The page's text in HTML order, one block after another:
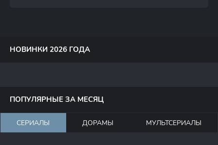
НОВИНКИ 2026 ГОДА
ПОПУЛЯРНЫЕ ЗА МЕСЯЦ
СЕРИАЛЫ ДОРАМЫ МУЛЬТСЕРИАЛЫ